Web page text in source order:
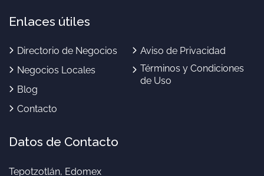
Enlaces útiles
Directorio de Negocios
Negocios Locales
Blog
Contacto
Aviso de Privacidad
Términos y Condiciones
de Uso
Datos de Contacto
Tepotzotlán, Edomex